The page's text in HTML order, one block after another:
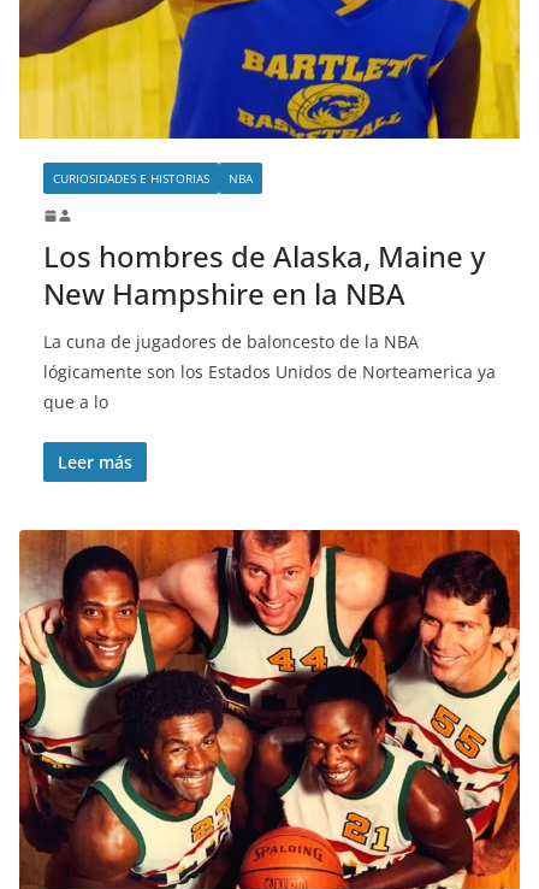
CURIOSIDADES E HISTORIAS NBA
Los hombres de Alaska, Maine y
New Hampshire en la NBA
La cuna de jugadores de baloncesto de la NBA
lógicamente son los Estados Unidos de Norteamerica ya
que a lo
Leer más